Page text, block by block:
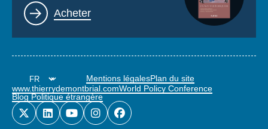
Lien
Acheter
Mentions légalesPlan du site
www.thierrydemontbrial.comWorld Policy Conference
Blog Politique étrangère